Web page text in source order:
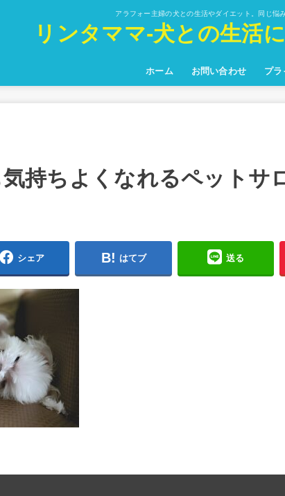
アラフォー主婦の犬との生活やダイエット。同じ悩
リンタママ-犬との生活
ホーム お問い合わせ プ
持ちよくなれるペットサ
シェア はてブ 送る